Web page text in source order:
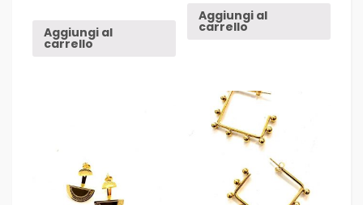
Aggiungi al
carrello
Aggiungi al
carrello